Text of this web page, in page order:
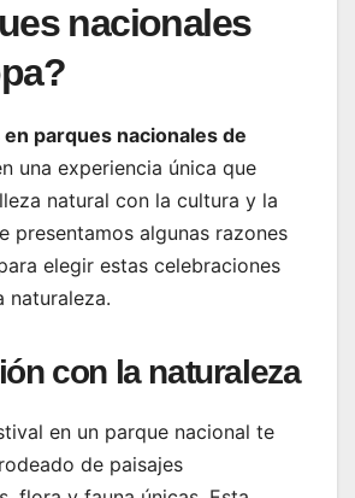
nacionales
parques nacionales de
una experiencia única que
natural con la cultura y la
presentamos algunas razones
elegir estas celebraciones
naturaleza.
con la naturaleza
en un parque nacional te
de paisajes